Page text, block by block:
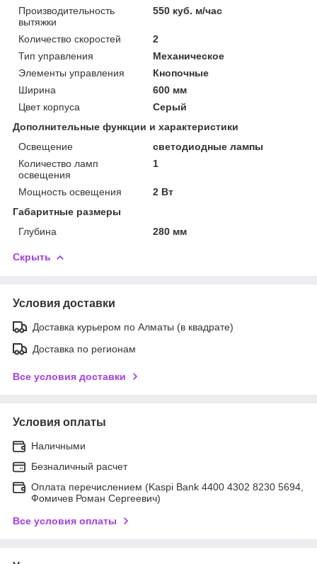
Производительность
вытяжки
550 куб. м/час
Количество скоростей
2
Тип управления
Механическое
Элементы управления
Кнопочные
Ширина
600 мм
Цвет корпуса
Серый
Дополнительные функции и характеристики
Освещение
светодиодные лампы
Количество ламп
освещения
1
Мощность освещения
2 Вт
Габаритные размеры
Глубина
280 мм
Скрыть
Условия доставки
Доставка курьером по Алматы (в квадрате)
Доставка по регионам
Все условия доставки
Условия оплаты
Наличными
Безналичный расчет
Оплата перечислением (Kaspi Bank 4400 4302 8230 5694,
Фомичев Роман Сергеевич)
Все условия оплаты